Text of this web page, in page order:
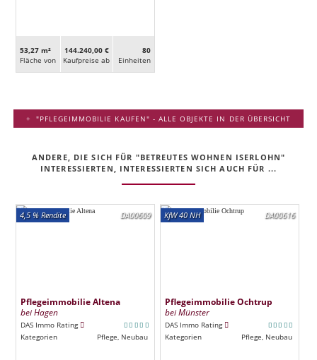
53,27 m²
Fläche von
144.240,00 €
Kaufpreise ab
80
Ein­heiten
"PFLEGEIMMOBILIE KAUFEN" - ALLE OBJEKTE IN DER ÜBERSICHT
ANDERE, DIE SICH FÜR "BETREUTES WOHNEN ISERLOHN"
INTERESSIERTEN, INTERESSIERTEN SICH AUCH FÜR ...
DA00609
4,5 % Rendite
Pflegeimmobilie Altena
bei Hagen
DAS Immo Rating
Kategorien
Pflege, Neubau
DA00616
KfW 40 NH
Pflegeimmobilie Ochtrup
bei Münster
DAS Immo Rating
Kategorien
Pflege, Neubau